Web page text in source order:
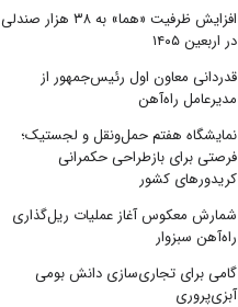
افزایش ظرفیت «هما» به ۳۸ هزار صندلی
در اربعین ۱۴۰۵
قدردانی معاون اول رئیس‌جمهور از
مدیرعامل راه‌آهن
نمایشگاه هفتم حمل‌ونقل و لجستیک؛
فرصتی برای بازطراحی حکمرانی
کریدورهای کشور
شمارش معکوس آغاز عملیات ریل‌گذاری
راه‌آهن سبزوار
گامی برای تجاری‌سازی دانش بومی
آبزی‌پروری